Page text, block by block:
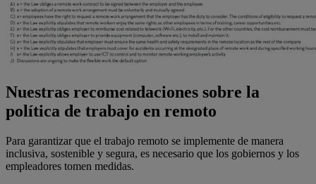
Nuestras recomendaciones sobre la
política de trabajo en remoto
Para garantizar que el trabajo remoto se implemente de manera
inclusiva, sostenible y segura, es necesario que los gobiernos y los
empleadores tomen medidas.